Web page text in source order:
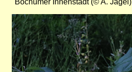
Bochumer Innenstadt (© A. Jagel)
Bild